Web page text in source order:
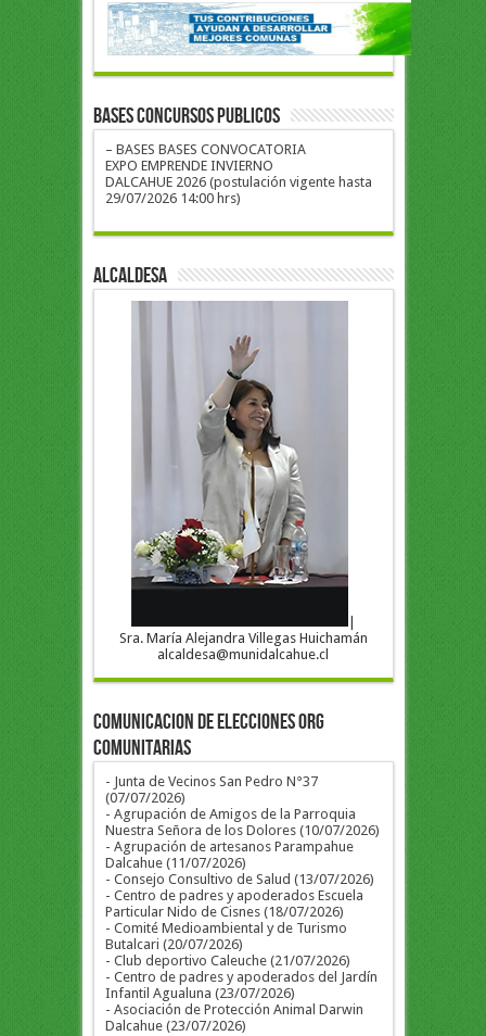
BASES CONCURSOS PUBLICOS
– BASES BASES CONVOCATORIA
EXPO EMPRENDE INVIERNO
DALCAHUE 2026 (postulación vigente hasta
29/07/2026 14:00 hrs)
ALCALDESA
Sra. María Alejandra Villegas Huichamán
alcaldesa@munidalcahue.cl
COMUNICACION DE ELECCIONES ORG
COMUNITARIAS
- Junta de Vecinos San Pedro N°37
(07/07/2026)
- Agrupación de Amigos de la Parroquia
Nuestra Señora de los Dolores (10/07/2026)
- Agrupación de artesanos Parampahue
Dalcahue (11/07/2026)
- Consejo Consultivo de Salud (13/07/2026)
- Centro de padres y apoderados Escuela
Particular Nido de Cisnes (18/07/2026)
- Comité Medioambiental y de Turismo
Butalcari (20/07/2026)
- Club deportivo Caleuche (21/07/2026)
- Centro de padres y apoderados del Jardín
Infantil Agualuna (23/07/2026)
- Asociación de Protección Animal Darwin
Dalcahue (23/07/2026)